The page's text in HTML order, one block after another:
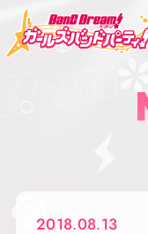
2018.08.13